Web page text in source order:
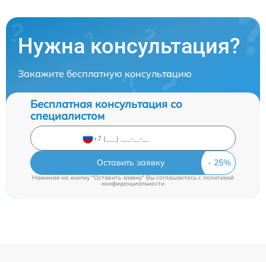
Нужна консультация?
Закажите бесплатную консультацию
Бесплатная консультация со
специалистом
Оставить заявку
Нажимая на кнопку "Оставить заявку" Вы соглашаетесь cполитикой
конфиденциальности